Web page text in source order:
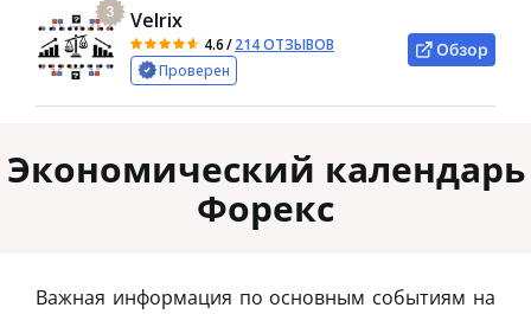
3 Velrix
4.6/214 ОТЗЫВОВ
Проверен
Обзор
Экономический календарь
Форекс
Важная информация по основным событиям на